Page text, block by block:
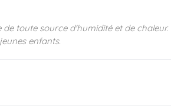
toute source d'humidité et de chaleur.
enfants.